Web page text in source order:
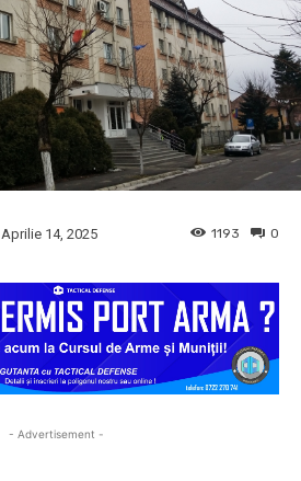
Aprilie 14, 2025 0
1193
- Advertisement -